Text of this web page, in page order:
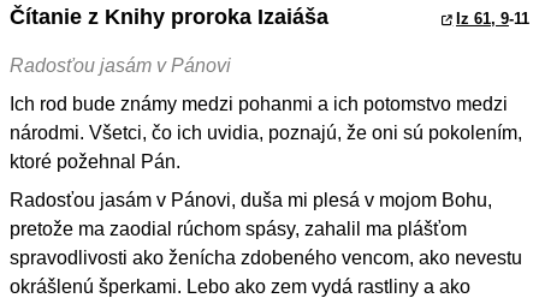
Čítanie z Knihy proroka Izaiáša Iz 61, 9-11
Radosťou jasám v Pánovi
Ich rod bude známy medzi pohanmi a ich potomstvo medzi
národmi. Všetci, čo ich uvidia, poznajú, že oni sú pokolením,
ktoré požehnal Pán.
Radosťou jasám v Pánovi, duša mi plesá v mojom Bohu,
pretože ma zaodial rúchom spásy, zahalil ma plášťom
spravodlivosti ako ženícha zdobeného vencom, ako nevestu
okrášlenú šperkami. Lebo ako zem vydá rastliny a ako